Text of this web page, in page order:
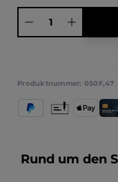
Produktnummer: 050F,47
PayPal Apple Pay
Vorkasse
Rund um den